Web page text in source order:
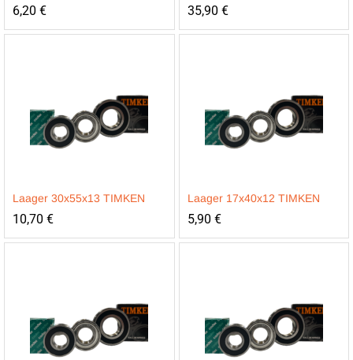
6,20 € 35,90 €
Laager 30x55x13 TIMKEN
10,70 €
Laager 17x40x12 TIMKEN
5,90 €